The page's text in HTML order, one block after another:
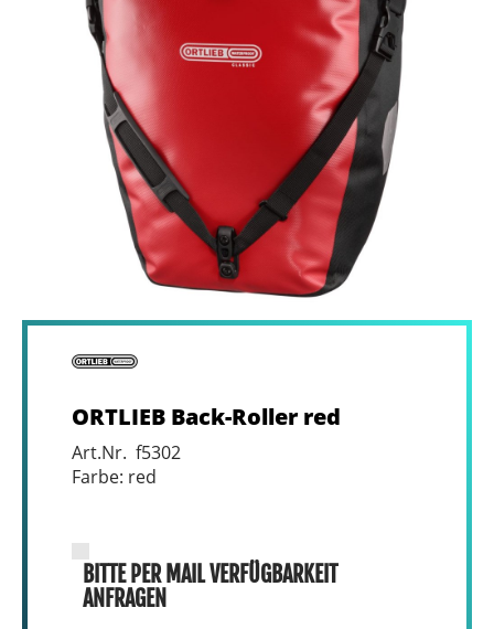
ORTLIEB Back-Roller red
Art.Nr. f5302
Farbe: red
BITTE PER MAIL VERFÜGBARKEIT
ANFRAGEN